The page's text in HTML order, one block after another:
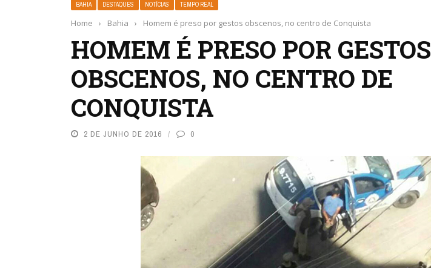
BAHIA DESTAQUES NOTÍCIAS TEMPO REAL
Home › Bahia › Homem é preso por gestos obscenos, no centro de Conquista
HOMEM É PRESO POR GESTOS
OBSCENOS, NO CENTRO DE
CONQUISTA
2 DE JUNHO DE 2016 0